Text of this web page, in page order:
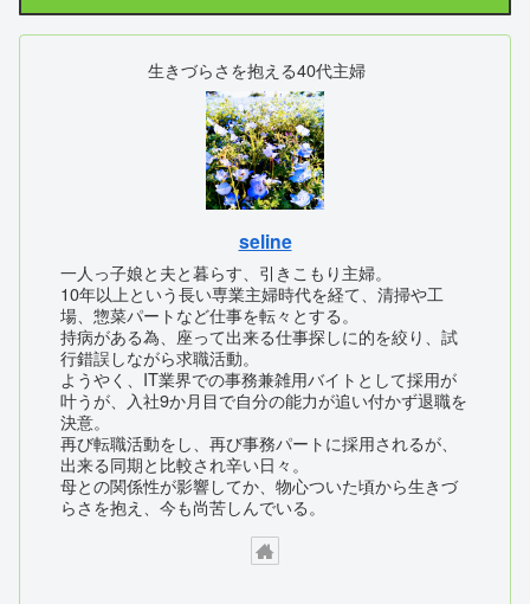
生きづらさを抱える40代主婦
seline
一人っ子娘と夫と暮らす、引きこもり主婦。
10年以上という長い専業主婦時代を経て、清掃や工
場、惣菜パートなど仕事を転々とする。
持病がある為、座って出来る仕事探しに的を絞り、試
行錯誤しながら求職活動。
ようやく、IT業界での事務兼雑用バイトとして採用が
叶うが、入社9か月目で自分の能力が追い付かず退職を
決意。
再び転職活動をし、再び事務パートに採用されるが、
出来る同期と比較され辛い日々。
母との関係性が影響してか、物心ついた頃から生きづ
らさを抱え、今も尚苦しんでいる。